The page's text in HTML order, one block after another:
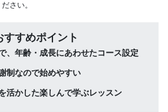
さい。
すすめポイント
、年齢・成長にあわせたコース設定
制なので始めやすい
活かした楽しんで学ぶレッスン